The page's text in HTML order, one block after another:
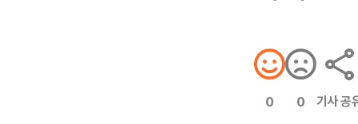
0 0 기사 공